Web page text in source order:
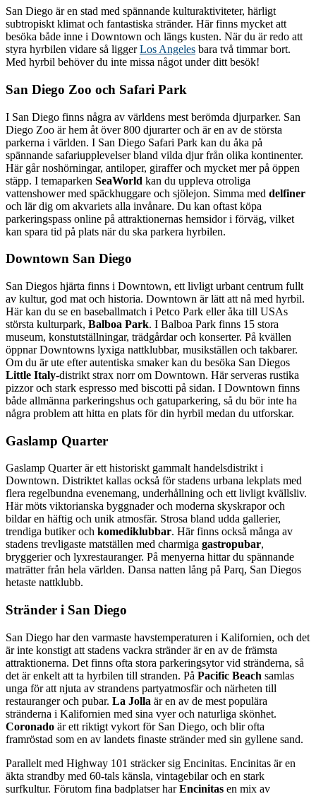
San Diego är en stad med spännande kulturaktiviteter, härligt
subtropiskt klimat och fantastiska stränder. Här finns mycket att
besöka både inne i Downtown och längs kusten. När du är redo att
styra hyrbilen vidare så liggerLos Angeles bara två timmar bort.
Med hyrbil behöver du inte missa något under ditt besök!
San Diego Zoo och Safari Park
I San Diego finns några av världens mest berömda djurparker. San
Diego Zoo är hem åt över 800 djurarter och är en av de största
parkerna i världen. I San Diego Safari Park kan du åka på
spännande safariupplevelser bland vilda djur från olika kontinenter.
Här går noshörningar, antiloper, giraffer och mycket mer på öppen
stäpp. I temaparken SeaWorld kan du uppleva otroliga
vattenshower med späckhuggare och sjölejon. Simma med delfiner
och lär dig om akvariets alla invånare. Du kan oftast köpa
parkeringspass online på attraktionernas hemsidor i förväg, vilket
kan spara tid på plats när du ska parkera hyrbilen.
Downtown San Diego
San Diegos hjärta finns i Downtown, ett livligt urbant centrum fullt
av kultur, god mat och historia. Downtown är lätt att nå med hyrbil.
Här kan du se en baseballmatch i Petco Park eller åka till USAs
största kulturpark, Balboa Park. I Balboa Park finns 15 stora
museum, konstutställningar, trädgårdar och konserter. På kvällen
öppnar Downtowns lyxiga nattklubbar, musikställen och takbarer.
Om du är ute efter autentiska smaker kan du besöka San Diegos
Little Italy-distrikt strax norr om Downtown. Här serveras rustika
pizzor och stark espresso med biscotti på sidan. I Downtown finns
både allmänna parkeringshus och gatuparkering, så du bör inte ha
några problem att hitta en plats för din hyrbil medan du utforskar.
Gaslamp Quarter
Gaslamp Quarter är ett historiskt gammalt handelsdistrikt i
Downtown. Distriktet kallas också för stadens urbana lekplats med
flera regelbundna evenemang, underhållning och ett livligt kvällsliv.
Här möts viktorianska byggnader och moderna skyskrapor och
bildar en häftig och unik atmosfär. Strosa bland udda gallerier,
trendiga butiker och komediklubbar. Här finns också många av
stadens trevligaste matställen med charmiga gastropubar,
bryggerier och lyxrestauranger. På menyerna hittar du spännande
maträtter från hela världen. Dansa natten lång på Parq, San Diegos
hetaste nattklubb.
Stränder i San Diego
San Diego har den varmaste havstemperaturen i Kalifornien, och det
är inte konstigt att stadens vackra stränder är en av de främsta
attraktionerna. Det finns ofta stora parkeringsytor vid stränderna, så
det är enkelt att ta hyrbilen till stranden. På Pacific Beach samlas
unga för att njuta av strandens partyatmosfär och närheten till
restauranger och pubar. La Jolla är en av de mest populära
stränderna i Kalifornien med sina vyer och naturliga skönhet.
Coronado är ett riktigt vykort för San Diego, och blir ofta
framröstad som en av landets finaste stränder med sin gyllene sand.
Parallelt med Highway 101 sträcker sig Encinitas. Encinitas är en
äkta strandby med 60-tals känsla, vintagebilar och en stark
surfkultur. Förutom fina badplatser harEncinitas en mix av